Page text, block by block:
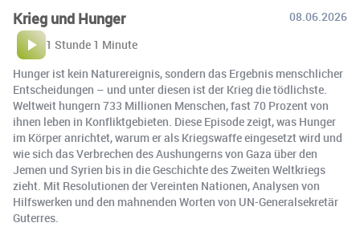
Krieg und Hunger
08.06.2026
1 Stunde 1 Minute
Hunger ist kein Naturereignis, sondern das Ergebnis menschlicher
Entscheidungen – und unter diesen ist der Krieg die tödlichste.
Weltweit hungern 733 Millionen Menschen, fast 70 Prozent von
ihnen leben in Konfliktgebieten. Diese Episode zeigt, was Hunger
im Körper anrichtet, warum er als Kriegswaffe eingesetzt wird und
wie sich das Verbrechen des Aushungerns von Gaza über den
Jemen und Syrien bis in die Geschichte des Zweiten Weltkriegs
zieht. Mit Resolutionen der Vereinten Nationen, Analysen von
Hilfswerken und den mahnenden Worten von UN-Generalsekretär
Guterres.